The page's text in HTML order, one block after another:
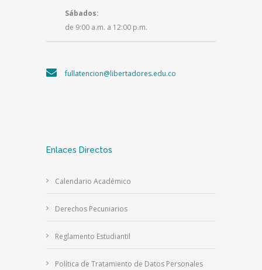
Sábados:
de 9:00 a.m. a 12:00 p.m.
fullatencion@libertadores.edu.co
Enlaces Directos
Calendario Académico
Derechos Pecuniarios
Reglamento Estudiantil
Política de Tratamiento de Datos Personales